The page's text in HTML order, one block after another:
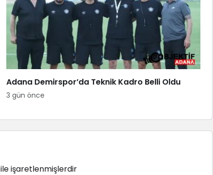
Adana Demirspor’da Teknik Kadro Belli Oldu
3 gün önce
ile işaretlenmişlerdir